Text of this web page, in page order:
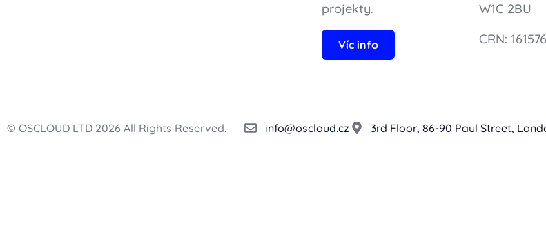
projekty.
Víc info
W1C 2BU
CRN:
© OSCLOUD LTD 2026 All Rights Reserved. info@oscloud.cz 3rd Floor, 86-90 Paul Street,